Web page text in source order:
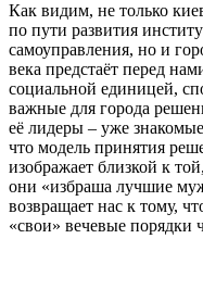
Как видим, не только
по пути развития
самоуправления, но и
века предстаёт перед
социальной единицей,
важные для города
её лидеры – уже
что модель принятия
изображает близкой к
они «избраша лучшие
возвращает нас к тому,
«свои» вечевые